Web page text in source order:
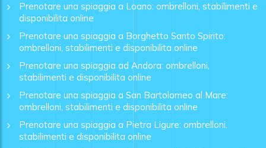
Prenotare una spiaggia a Loano: ombrelloni, stabilimenti e
disponibilita online
Prenotare una spiaggia a Borghetto Santo Spirito:
ombrelloni, stabilimenti e disponibilita online
Prenotare una spiaggia ad Andora: ombrelloni,
stabilimenti e disponibilita online
Prenotare una spiaggia a San Bartolomeo al Mare:
ombrelloni, stabilimenti e disponibilita online
Prenotare una spiaggia a Pietra Ligure: ombrelloni,
stabilimenti e disponibilita online